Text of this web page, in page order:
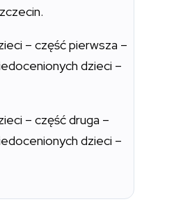
– część pierwsza –
dzieci –
– część druga –
dzieci –